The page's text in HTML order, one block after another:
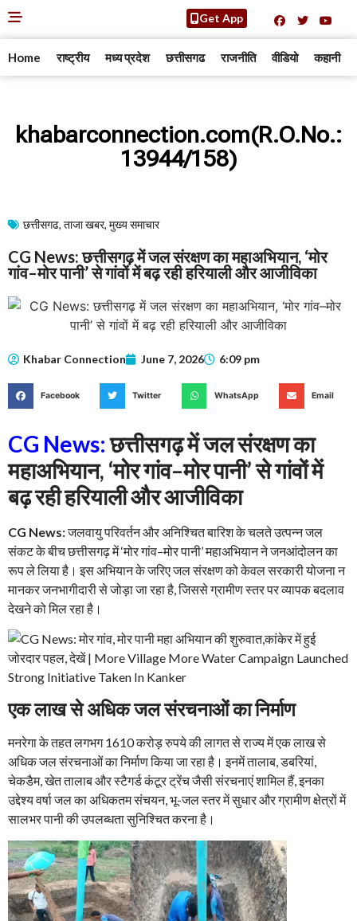
Get App
Home राष्ट्रीय मध्य प्रदेश छत्तीसगढ राजनीति वीडियो कहानी
khabarconnection.com(R.O.No.:
13944/158)
छत्तीसगढ, ताजा खबर, मुख्य समाचार​
CG News: छत्तीसगढ़ में जल संरक्षण का महाअभियान, ‘मोर
गांव–मोर पानी’ से गांवों में बढ़ रही हरियाली और आजीविका
Khabar Connection June 7, 2026 6:09 pm
Facebook Twitter WhatsApp Email
CG News:छत्तीसगढ़ में जल संरक्षण का
महाअभियान, ‘मोर गांव–मोर पानी’ से गांवों में
बढ़ रही हरियाली और आजीविका
CG News:जलवायु परिवर्तन और अनिश्चित बारिश के चलते उत्पन्न जल
संकट के बीच छत्तीसगढ़ में ‘मोर गांव–मोर पानी’ महाअभियान ने जनआंदोलन का
रूप ले लिया है। इस अभियान के जरिए जल संरक्षण को केवल सरकारी योजना न
मानकर जनभागीदारी से जोड़ा जा रहा है, जिससे ग्रामीण स्तर पर व्यापक बदलाव
देखने को मिल रहा है।
एक लाख से अधिक जल संरचनाओं का निर्माण
मनरेगा के तहत लगभग 1610 करोड़ रुपये की लागत से राज्य में एक लाख से
अधिक जल संरचनाओं का निर्माण किया जा रहा है। इनमें तालाब, डबरियां,
चेकडैम, खेत तालाब और स्टैगर्ड कंटूर ट्रेंच जैसी संरचनाएं शामिल हैं, इनका
उद्देश्य वर्षा जल का अधिकतम संचयन, भू-जल स्तर में सुधार और ग्रामीण क्षेत्रों में
सालभर पानी की उपलब्धता सुनिश्चित करना है।